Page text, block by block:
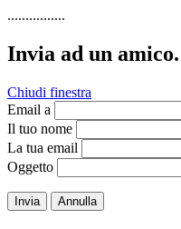
................
Invia ad un amico.
Chiudi finestra
Email a
Il tuo nome
La tua email
Oggetto
Invia Annulla